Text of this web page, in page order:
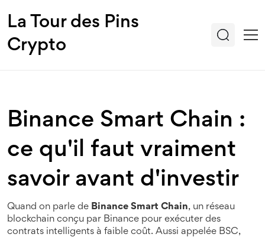
La Tour des Pins
Crypto
Binance Smart Chain :
ce qu'il faut vraiment
savoir avant d'investir
Quand on parle de Binance Smart Chain, un réseau
blockchain conçu par Binance pour exécuter des
contrats intelligents à faible coût. Aussi appelée BSC,